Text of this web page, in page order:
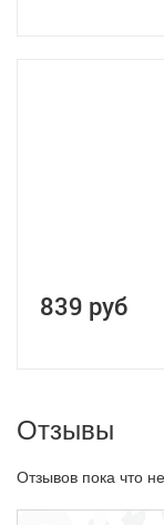
839 руб
Отзывы
Отзывов пока что